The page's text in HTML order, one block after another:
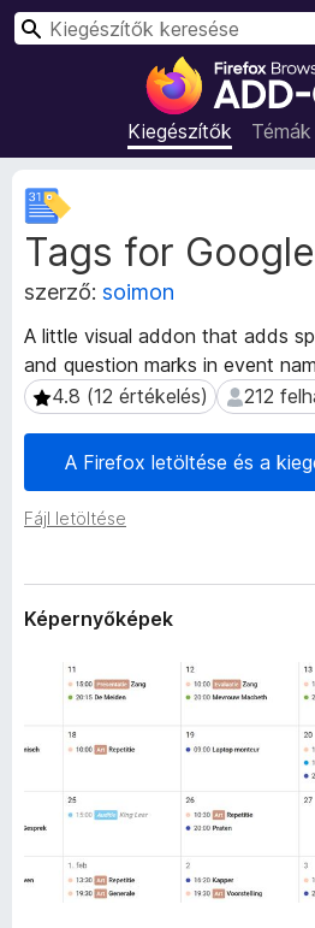
F
r
e
x
b
n
g
é
s
ő
g
Kiegészítők Témák
K
Tags for
szerző: soimon
A little visual addon that adds
and question marks in event
4.8 (12 értékelés)
4.8 (12 értékelés) 212212
A Firefox letöltése és a
Fájl letöltése
K
i
e
g
é
z
í
t
ő
t
a
t
Képernyőképek